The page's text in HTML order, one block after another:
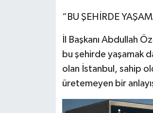
“BU ŞEHİRDE
İl Başkanı Abdullah
bu şehirde yaşamak
olan İstanbul, sahip
üretemeyen bir